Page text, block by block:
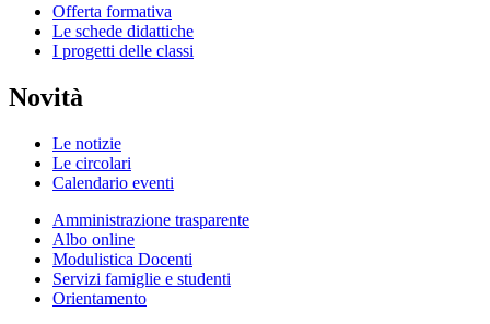
Offerta formativa
Le schede didattiche
I progetti delle classi
Novità
Le notizie
Le circolari
Calendario eventi
Amministrazione trasparente
Albo online
Modulistica Docenti
Servizi famiglie e studenti
Orientamento